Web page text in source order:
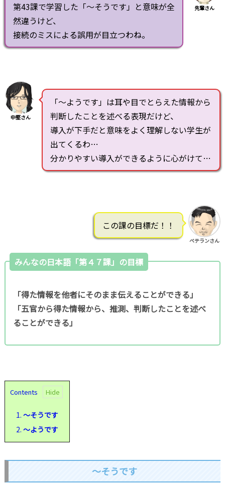
第43課で学習した「～そうです」と意味が全
然違うけど、
接続のミスによる誤用が目立つわね。
先輩さん
中堅さん
「～ようです」は耳や目でとらえた情報から
判断したことを述べる表現だけど、
導入が下手だと意味をよく理解しない学生が
出てくるわ…
分かりやすい導入ができるように心がけて…
この課の目標だ！！
ベテランさん
みんなの日本語「第４７課」の目標
「得た情報を他者にそのまま伝えることができる」
「五官から得た情報から、推測、判断したことを述べ
ることができる」
Contents
1. ～そうです
2. ～ようです
～そうです